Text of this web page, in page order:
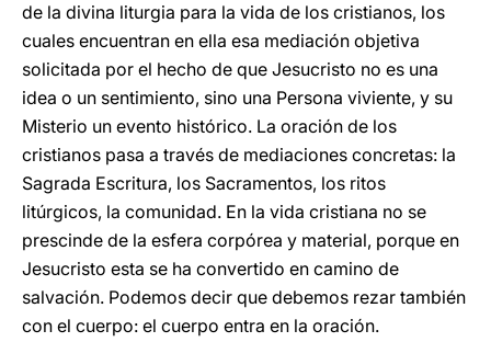
de la divina liturgia para la vida de los cristianos, los
cuales encuentran en ella esa mediación objetiva
solicitada por el hecho de que Jesucristo no es una
idea o un sentimiento, sino una Persona viviente, y su
Misterio un evento histórico. La oración de los
cristianos pasa a través de mediaciones concretas: la
Sagrada Escritura, los Sacramentos, los ritos
litúrgicos, la comunidad. En la vida cristiana no se
prescinde de la esfera corpórea y material, porque en
Jesucristo esta se ha convertido en camino de
salvación. Podemos decir que debemos rezar también
con el cuerpo: el cuerpo entra en la oración.